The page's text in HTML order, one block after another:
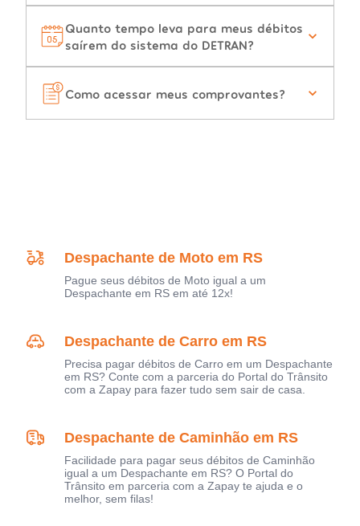
Quanto tempo leva para meus débitos
saírem do sistema do DETRAN?
Como acessar meus comprovantes?
Despachante de Moto em RS
Pague seus débitos de Moto igual a um
Despachante em RS em até 12x!
Despachante de Carro em RS
Precisa pagar débitos de Carro em um Despachante
em RS? Conte com a parceria do Portal do Trânsito
com a Zapay para fazer tudo sem sair de casa.
Despachante de Caminhão em RS
Facilidade para pagar seus débitos de Caminhão
igual a um Despachante em RS? O Portal do
Trânsito em parceria com a Zapay te ajuda e o
melhor, sem filas!